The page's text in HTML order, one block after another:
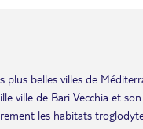
plus belles villes de
ville de Bari Vecchia et
les habitats